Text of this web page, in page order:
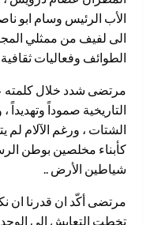
الأب الرئيس وسام ابو
الى لفيف من ممثلي
الطوائف وفعاليات ثقافية
مرتضى شدد خلال كلمته
التاريخية صموداً
الشتات ، ورغم الآلام لم
كأبناء مخلصين بوطن
شياطين الأرض ..
مرتضى أكّد ان قدرنا ان
تخطت التعايش الى